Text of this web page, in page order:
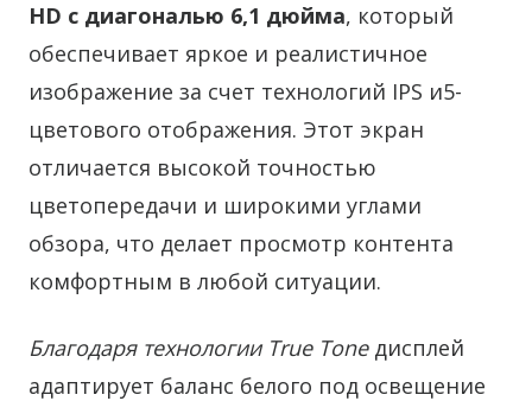
HD с диагональю 6,1 дюйма, который
обеспечивает яркое и реалистичное
изображение за счет технологий IPS и5-
цветового отображения. Этот экран
отличается высокой точностью
цветопередачи и широкими углами
обзора, что делает просмотр контента
комфортным в любой ситуации.
Благодаря технологии True Toneдисплей
адаптирует баланс белого под освещение